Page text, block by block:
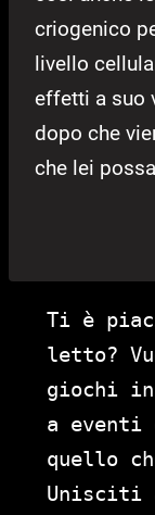
criogenico
livello
effetti a suo
dopo che
che lei
Ti è
letto?
giochi in
a eventi
quello
Unisciti